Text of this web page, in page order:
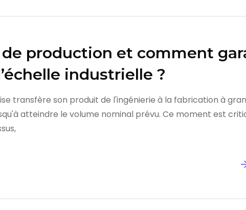
de production et comment
industrielle ?
transfère son produit de l'ingénierie à la fabrication à
atteindre le volume nominal prévu. Ce moment est